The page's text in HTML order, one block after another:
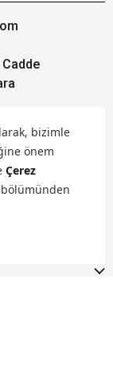
bizimle
önem
Çerez
bölümünden